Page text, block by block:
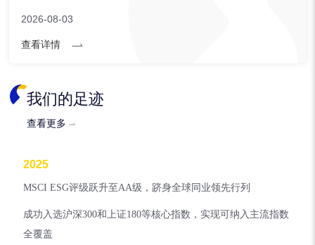
2026-08-03
查看详情
我们的足迹
查看更多
2025
MSCI ESG评级跃升至AA级，跻身全球同业领先行列
成功入选沪深300和上证180等核心指数，实现可纳入主流指数
全覆盖